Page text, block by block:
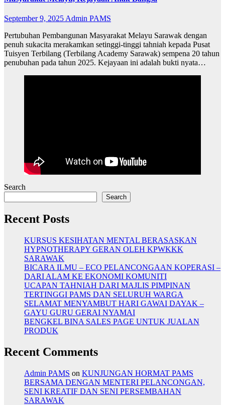
September 9, 2025 Admin PAMS
Pertubuhan Pembangunan Masyarakat Melayu Sarawak dengan
penuh sukacita merakamkan setinggi-tinggi tahniah kepada Pusat
Tuisyen Terbilang (Terbilang Academy Sarawak) sempena 20 tahun
penubuhan pada tahun 2025. Kejayaan ini adalah bukti nyata…
Search
Search
Recent Posts
KURSUS KESIHATAN MENTAL BERASASKAN
HYPNOTHERAPY GERAN OLEH KPWKKK
SARAWAK
BICARA ILMU – ECO PELANCONGAAN KOPERASI –
DARI ALAM KE EKONOMI KOMUNITI
UCAPAN TAHNIAH DARI MAJLIS PIMPINAN
TERTINGGI PAMS DAN SELURUH WARGA
SELAMAT MENYAMBUT HARI GAWAI DAYAK –
GAYU GURU GERAI NYAMAI
BENGKEL BINA SALES PAGE UNTUK JUALAN
PRODUK
Recent Comments
Admin PAMS on KUNJUNGAN HORMAT PAMS
BERSAMA DENGAN MENTERI PELANCONGAN,
SENI KREATIF DAN SENI PERSEMBAHAN
SARAWAK